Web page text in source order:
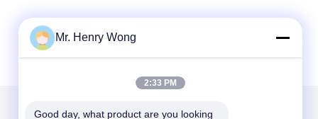
Mr. Henry Wong
2:33 PM
Good day, what product are you looking